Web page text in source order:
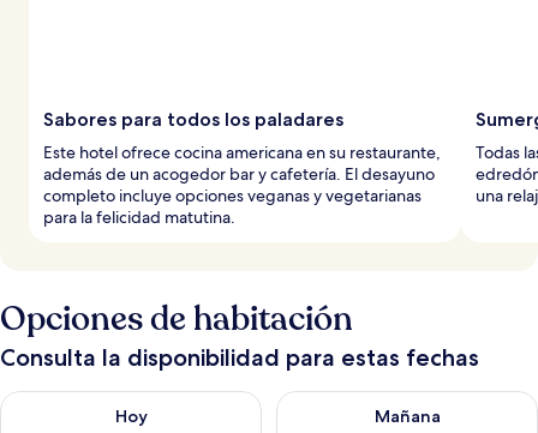
Sabores para todos los paladares
Este hotel ofrece cocina americana en su restaurante,
además de un acogedor bar y cafetería. El desayuno
completo incluye opciones veganas y vegetarianas
para la felicidad matutina.
Todas
una
Opciones de habitación
Consulta la disponibilidad para estas fechas
Hoy
Consulta la disponibilidad para hoy ago 7 - ago 8
Mañana
Consulta la disponibilidad